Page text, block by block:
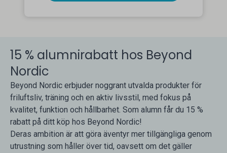
15 % alumnirabatt hos Beyond
Nordic
Beyond Nordic erbjuder noggrant utvalda produkter för
friluftsliv, träning och en aktiv livsstil, med fokus på
kvalitet, funktion och hållbarhet. Som alumn får du 15 %
rabatt på ditt köp hos Beyond Nordic!
Deras ambition är att göra äventyr mer tillgängliga genom
utrustning som håller över tid, oavsett om det gäller